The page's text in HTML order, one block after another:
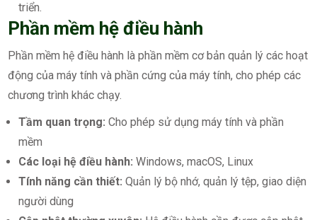
triển.
Phần mềm hệ điều hành
Phần mềm hệ điều hành là phần mềm cơ bản quản lý các hoạt
động của máy tính và phần cứng của máy tính, cho phép các
chương trình khác chạy.
Tầm quan trọng: Cho phép sử dụng máy tính và phần
mềm
Các loại hệ điều hành: Windows, macOS, Linux
Tính năng cần thiết: Quản lý bộ nhớ, quản lý tệp, giao diện
người dùng